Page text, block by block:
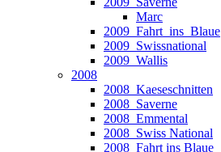
Marc
2009_Fahrt_ins_Blaue
2009_Swissnational
2009_Wallis
2008
2008_Kaeseschnitten
2008_Saverne
2008_Emmental
2008_Swiss National
2008_Fahrt ins Blaue